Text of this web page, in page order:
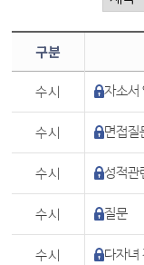
구분
수시 자소서
수시 면접질
수시 성적관
수시 질문
수시 다자녀